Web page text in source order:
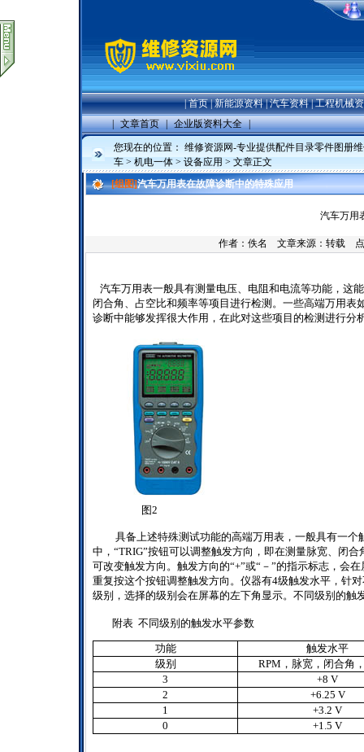
|首页|新能源资料|汽车资料|工程机械
| 文章首页 | 企业版资料大全 |
您现在的位置： 维修资源网-专业提供配件目录零件图册
车 > 机电一体 > 设备应用 > 文章正文
[组图]汽车万用表在故障诊断中的特殊应用
汽车万用
作者：佚名 文章来源：转载
汽车万用表一般具有测量电压、电阻和电流等功能，这
闭合角、占空比和频率等项目进行检测。一些高端万用表
诊断中能够发挥很大作用，在此对这些项目的检测进行分
图2
具备上述特殊测试功能的高端万用表，一般具有一个
中，“TRIG”按钮可以调整触发方向，即在测量脉宽、闭
可改变触发方向。触发方向的“+”或“－”的指示标志，会
重复按这个按钮调整触发方向。仪器有4级触发水平，针
级别，选择的级别会在屏幕的左下角显示。不同级别的触
附表 不同级别的触发水平参数
功能
触发水平
级别
RPM ，脉宽，闭合角
3
+8 V
2
+6.25 V
1
+3.2 V
0
+1.5 V